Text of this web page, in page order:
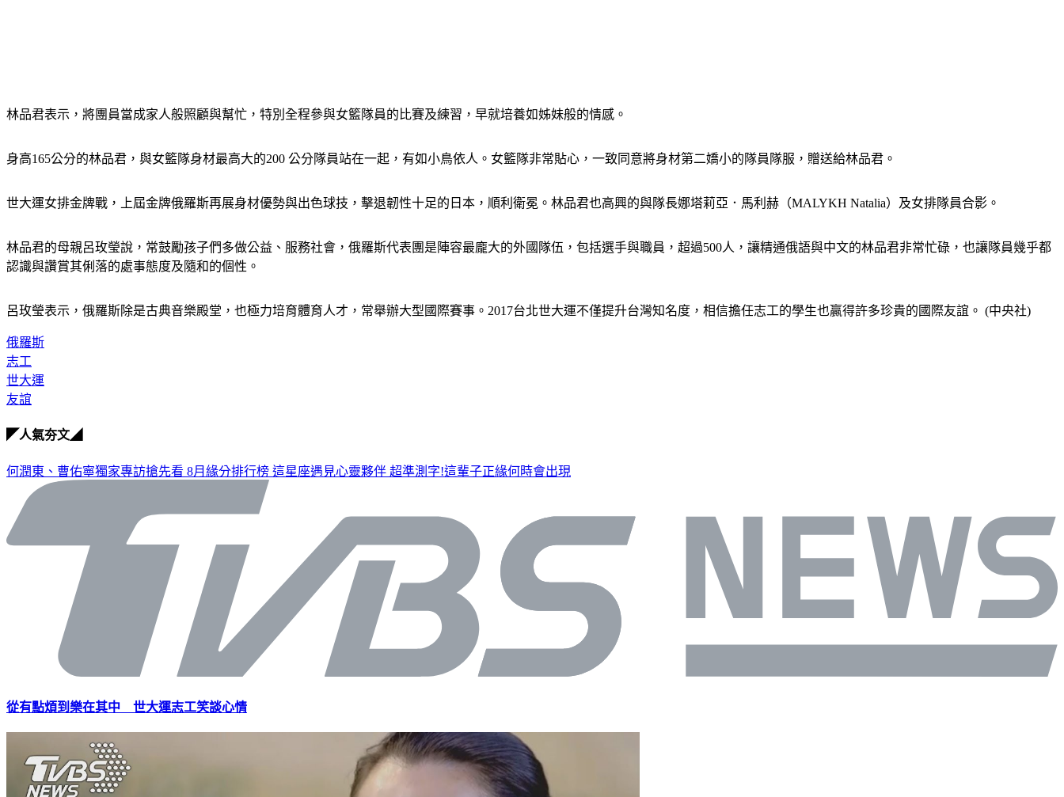
林品君表示，將團員當成家人般照顧與幫忙，特別全程參與女籃隊員的比賽及練習，早就培養如姊妹般的情感。
身高165公分的林品君，與女籃隊身材最高大的200 公分隊員站在一起，有如小鳥依人。女籃隊非常貼心，一致同意將身材第二嬌小的隊員隊服，贈送給林品君。
世大運女排金牌戰，上屆金牌俄羅斯再展身材優勢與出色球技，擊退韌性十足的日本，順利衛冕。林品君也高興的與隊長娜塔莉亞．馬利赫（MALYKH Natalia）及女排隊員合影。
林品君的母親呂玫瑩說，常鼓勵孩子們多做公益、服務社會，俄羅斯代表團是陣容最龐大的外國隊伍，包括選手與職員，超過500人，讓精通俄語與中文的林品君非常忙碌，也讓隊員幾乎都
認識與讚賞其俐落的處事態度及隨和的個性。
呂玫瑩表示，俄羅斯除是古典音樂殿堂，也極力培育體育人才，常舉辦大型國際賽事。2017台北世大運不僅提升台灣知名度，相信擔任志工的學生也贏得許多珍貴的國際友誼。 (中央社)
俄羅斯
志工
世大運
友誼
◤人氣夯文◢
何潤東、曹佑寧獨家專訪搶先看 8月緣分排行榜 這星座遇見心靈夥伴 超準測字!這輩子正緣何時會出現
從有點煩到樂在其中 世大運志工笑談心情